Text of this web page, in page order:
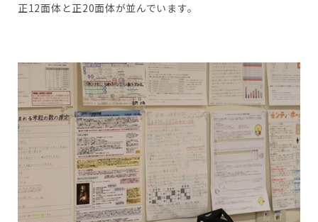
正12面体と正20面体が並んでいます。